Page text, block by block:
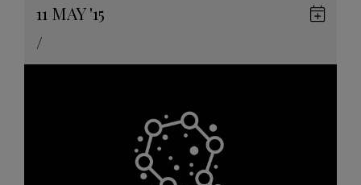
11 MAY'15
/